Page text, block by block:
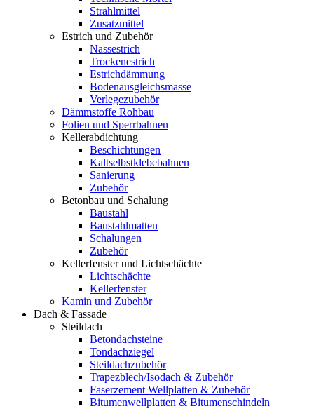
Strahlmittel
Zusatzmittel
Estrich und Zubehör
Nassestrich
Trockenestrich
Estrichdämmung
Bodenausgleichsmasse
Verlegezubehör
Dämmstoffe Rohbau
Folien und Sperrbahnen
Kellerabdichtung
Beschichtungen
Kaltselbstklebebahnen
Sanierung
Zubehör
Betonbau und Schalung
Baustahl
Baustahlmatten
Schalungen
Zubehör
Kellerfenster und Lichtschächte
Lichtschächte
Kellerfenster
Kamin und Zubehör
Dach & Fassade
Steildach
Betondachsteine
Tondachziegel
Steildachzubehör
Trapezblech/Isodach & Zubehör
Faserzement Wellplatten & Zubehör
Bitumenwellplatten & Bitumenschindeln